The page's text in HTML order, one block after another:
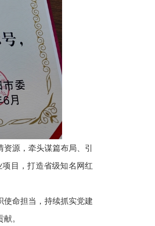
源，牵头谋篇布局、引
目，打造省级知名网红
命担当，持续抓实党建
。